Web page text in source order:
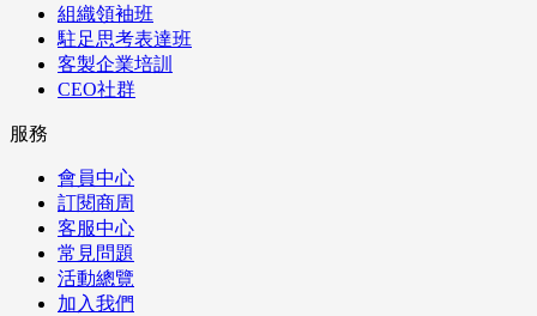
組織領袖班
駐足思考表達班
客製企業培訓
CEO社群
服務
會員中心
訂閱商周
客服中心
常見問題
活動總覽
加入我們